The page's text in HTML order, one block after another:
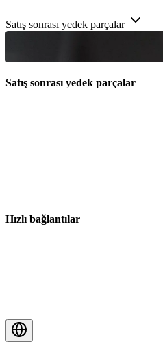
Satış sonrası yedek parçalar
Satış sonrası yedek parçalar
Hızlı bağlantılar